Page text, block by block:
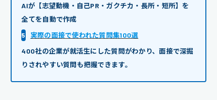
AIが【志望動機・自己PR・ガクチカ・長所・短所】を
全てを自動で作成
5
実際の面接で使われた質問集100選
400社の企業が就活生にした質問がわかり、面接で深掘
りされやすい質問も把握できます。